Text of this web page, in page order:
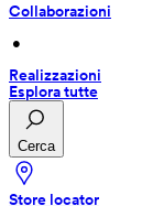
Collaborazioni
•
Realizzazioni
Esplora tutte
Cerca
Store locator